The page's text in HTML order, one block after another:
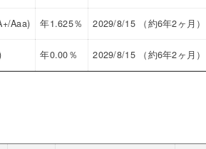
Aaa) 年1.625％ 2029/8/15 （約6年2ヶ月）
年0.00％ 2029/8/15 （約6年2ヶ月）